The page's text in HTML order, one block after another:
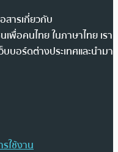
สารเกี่ยวกับ
พื่อคนไทย ในภาษาไทย เรา
บอร์ดต่างประเทศและนำมา
ใช้งาน